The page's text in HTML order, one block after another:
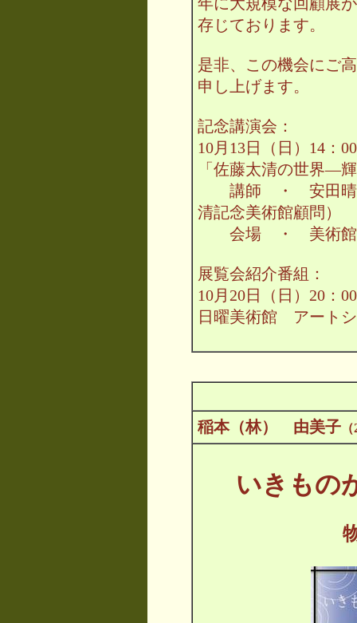
存じております。
是非、この機会にご
申し上げます。
記念講演会：
10月13日（日）14：
「佐藤太清の世界―
講師 ・ 安田晴美
清記念美術館顧問）
会場 ・ 美術館講
展覧会紹介番組：
10月20日（日）20：
日曜美術館 アート
稲本（林） 由美子
いきも